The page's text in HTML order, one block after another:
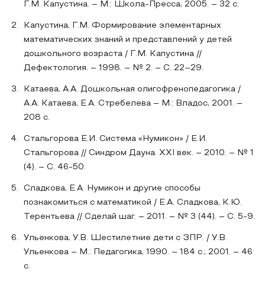
Г.М. Капустина. – М.: Школа-Пресса, 2005. – 32 с.
Капустина, Г.М. Формирование элементарных
математических знаний и представлений у детей
дошкольного возраста / Г.М. Капустина //
Дефектология. – 1998. – № 2. – С. 22–29.
Катаева, А.А. Дошкольная олигофренопедагогика /
А.А. Катаева, Е.А. Стребелева – М.: Владос, 2001. –
208 с.
Стальгорова Е.И. Система «Нумикон» / Е.И.
Стальгорова // Синдром Дауна. XXI век. – 2010. – № 1
(4). – С. 46-50.
Сладкова, Е.А. Нумикон и другие способы
познакомиться с математикой / Е.А. Сладкова, К.Ю.
Терентьева // Сделай шаг. – 2011. – № 3 (44). – С. 5-9.
Ульенкова, У.В. Шестилетние дети с ЗПР. / У.В.
Ульенкова – М.: Педагогика, 1990. – 184 с.; 2001. – 46
с.